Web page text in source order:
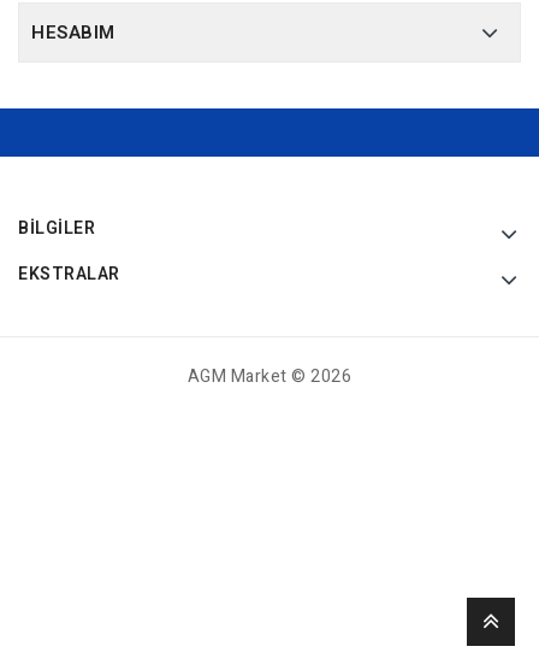
HESABIM
BILGILER
EKSTRALAR
AGM Market © 2026